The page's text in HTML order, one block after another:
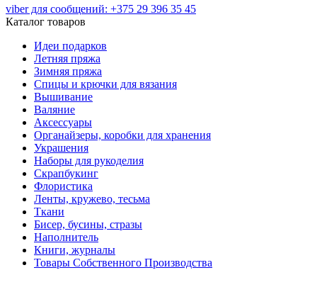
viber для сообщений: +375 29 396 35 45
Каталог товаров
Идеи подарков
Летняя пряжа
Зимняя пряжа
Спицы и крючки для вязания
Вышивание
Валяние
Аксессуары
Органайзеры, коробки для хранения
Украшения
Наборы для рукоделия
Скрапбукинг
Флористика
Ленты, кружево, тесьма
Ткани
Бисер, бусины, стразы
Наполнитель
Книги, журналы
Товары Собственного Производства